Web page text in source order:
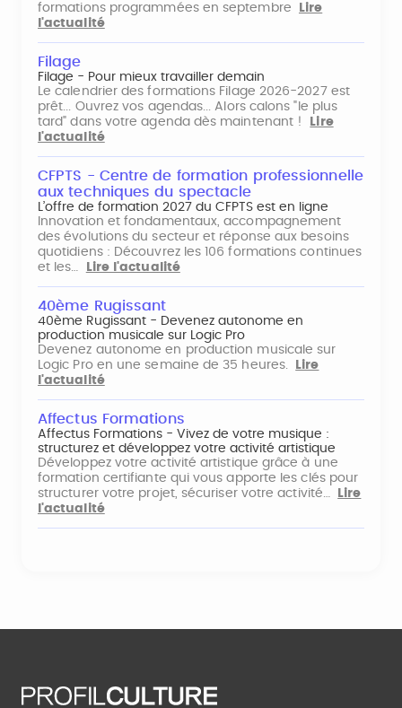
formations programmées en septembre
Lire
l'actualité
Filage
Filage - Pour mieux travailler demain
Le calendrier des formations Filage 2026-2027 est
prêt... Ouvrez vos agendas... Alors calons "le plus
tard" dans votre agenda dès maintenant !
Lire
l'actualité
CFPTS - Centre de formation professionnelle
aux techniques du spectacle
L’offre de formation 2027 du CFPTS est en ligne
Innovation et fondamentaux, accompagnement
des évolutions du secteur et réponse aux besoins
quotidiens : Découvrez les 106 formations continues
et les…
Lire l'actualité
40ème Rugissant
40ème Rugissant - Devenez autonome en
production musicale sur Logic Pro
Devenez autonome en production musicale sur
Logic Pro en une semaine de 35 heures.
Lire
l'actualité
Affectus Formations
Affectus Formations - Vivez de votre musique :
structurez et développez votre activité artistique
Développez votre activité artistique grâce à une
formation certifiante qui vous apporte les clés pour
structurer votre projet, sécuriser votre activité…
Lire
l'actualité